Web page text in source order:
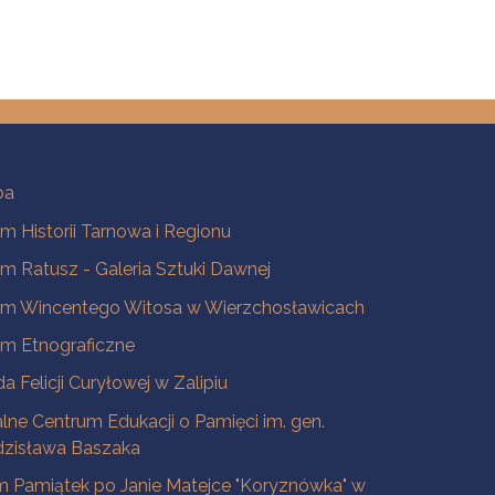
Historii Tarnowa i Regionu
Ratusz - Galeria Sztuki Dawnej
Wincentego Witosa w Wierzchosławicach
Etnograficzne
Felicji Curyłowej w Zalipiu
Centrum Edukacji o Pamięci im. gen.
Baszaka
Pamiątek po Janie Matejce "Koryznówka" w